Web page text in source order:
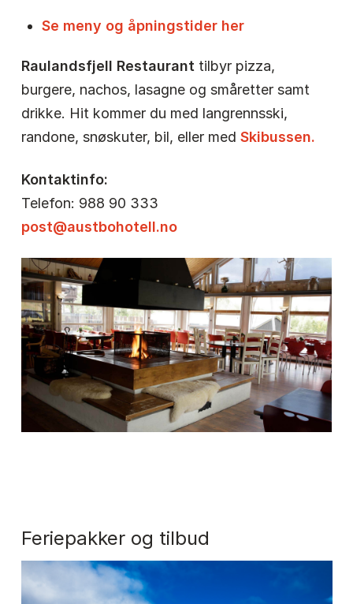
Se meny og åpningstider her
Raulandsfjell Restauranttilbyr pizza,
burgere, nachos, lasagne og småretter samt
drikke. Hit kommer du med langrennsski,
randone, snøskuter, bil, eller med Skibussen.
Kontaktinfo:
Telefon: 988 90 333
post@austbohotell.no
Feriepakker og tilbud